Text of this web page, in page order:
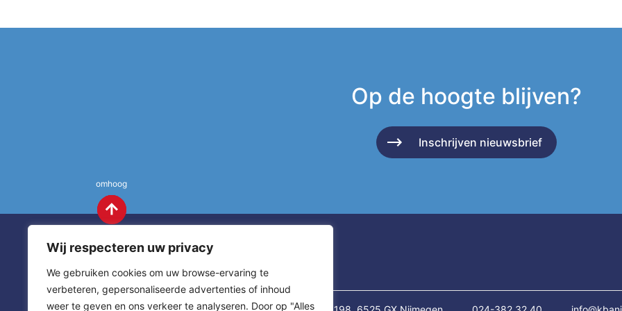
Wij respecteren uw privacy
We gebruiken cookies om uw browse-ervaring te
verbeteren, gepersonaliseerde advertenties of inhoud
weer te geven en ons verkeer te analyseren. Door op "Alles
Op de hoogte blijven?
Inschrijven nieuwsbrief
omhoog